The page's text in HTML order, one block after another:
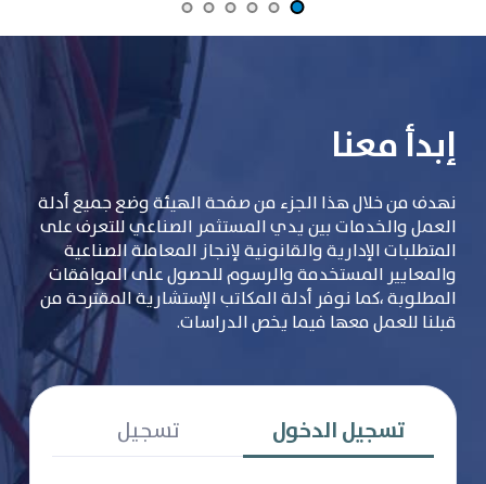
إبدأ معنا
نهدف من خلال هذا الجزء من صفحة الهيئة وضع جميع أدلة
العمل والخدمات بين يدي المستثمر الصناعي للتعرف على
المتطلبات الإدارية والقانونية لإنجاز المعاملة الصناعية
والمعايير المستخدمة والرسوم للحصول على الموافقات
المطلوبة ،كما نوفر أدلة المكاتب الإستشارية المقترحة من
قبلنا للعمل معها فيما يخص الدراسات.
تسجيل الدخول تسجيل